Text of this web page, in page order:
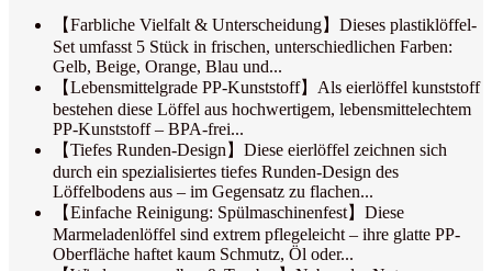
【Farbliche Vielfalt & Unterscheidung】Dieses plastiklöffel-
Set umfasst 5 Stück in frischen, unterschiedlichen Farben:
Gelb, Beige, Orange, Blau und...
【Lebensmittelgrade PP-Kunststoff】Als eierlöffel kunststoff
bestehen diese Löffel aus hochwertigem, lebensmittelechtem
PP-Kunststoff – BPA-frei...
【Tiefes Runden-Design】Diese eierlöffel zeichnen sich
durch ein spezialisiertes tiefes Runden-Design des
Löffelbodens aus – im Gegensatz zu flachen...
【Einfache Reinigung: Spülmaschinenfest】Diese
Marmeladenlöffel sind extrem pflegeleicht – ihre glatte PP-
Oberfläche haftet kaum Schmutz, Öl oder...